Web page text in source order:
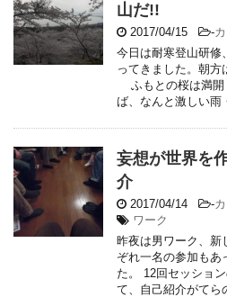
山だ!!
2017/04/15 -
今日は耐寒登山研修
ってきました。朝方
ふもとの桜は満開
ば、なんと激しい雨
妄想が世界を
介
2017/04/14 -
ワーク
昨夜は男ワーク、新
ぞれ一名の参加もあ
た。 12回セッショ
て、自己紹介がてら